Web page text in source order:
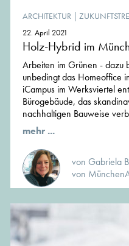
ARCHITEKTUR |
22. April 2021
Holz-Hybrid im
Arbeiten im Grünen - dazu
unbedingt das Homeoffice
iCampus im Werksviertel
Bürogebäude, das
nachhaltigen Bauweise
mehr ...
von Gabriela
von